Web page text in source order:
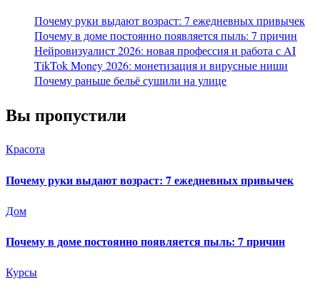
Почему руки выдают возраст: 7 ежедневных привычек
Почему в доме постоянно появляется пыль: 7 причин
Нейровизуалист 2026: новая профессия и работа с AI
TikTok Money 2026: монетизация и вирусные ниши
Почему раньше бельё сушили на улице
Вы пропустили
Красота
Почему руки выдают возраст: 7 ежедневных привычек
Дом
Почему в доме постоянно появляется пыль: 7 причин
Курсы